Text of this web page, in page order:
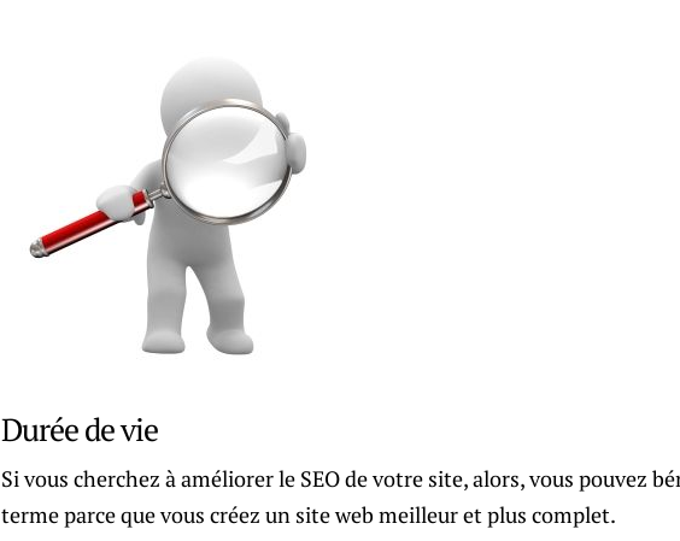
Durée de vie
Si vous cherchez à améliorer le SEO de votre site, alors, vous pouvez
terme parce que vous créez un site web meilleur et plus complet.